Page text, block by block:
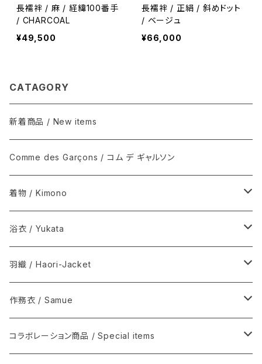
長襦袢 / 麻 / 経緯100番手
/ CHARCOAL
¥49,500
長襦袢 / 正絹 / 斜めドット
/ ベージュ
¥66,000
CATAGORY
新着商品 / New items
Comme des Garçons / コム デ ギャルソン
着物 / Kimono
木綿(片貝木綿ほか) / Cotton
シルク / Silk
シルクウール, ウール / Silk-wool, Wool
夏きもの / Summer kimono
浴衣 / Yukata
新着商品 / New items
伊藤若冲シリーズ / Ito Jakuchu
その他 / Others
羽織 / Haori-Jacket
木綿(片貝木綿ほか) / Cotton
シルク / Silk
作務衣 / Samue
ウール / Wool
コラボレーション商品 / Special items